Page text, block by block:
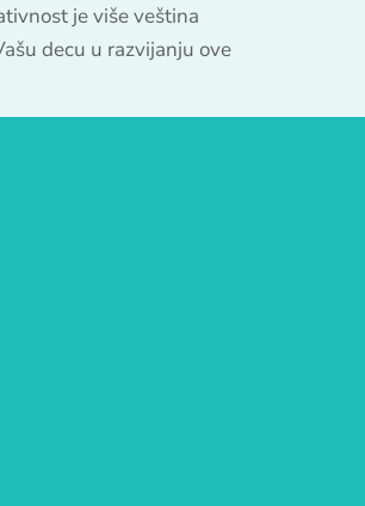
je više veština
decu u razvijanju ove